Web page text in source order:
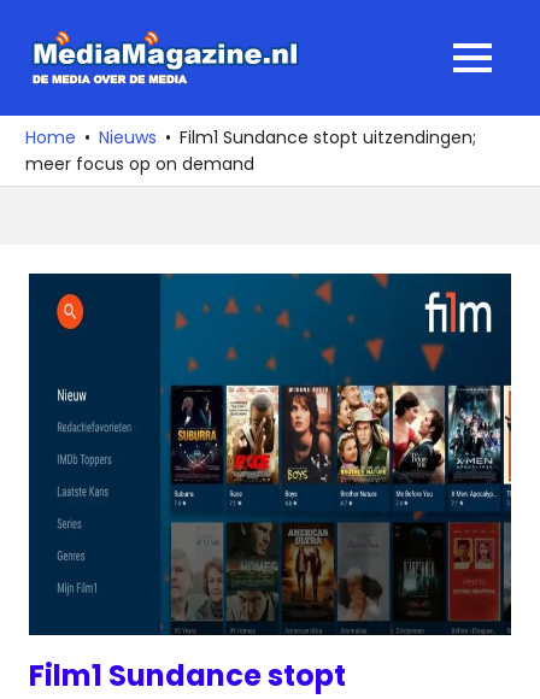
naar
media
over
de
MENU
Home Nieuws
Film1 Sundance stopt uitzendingen;
meer focus op on demand
Film1 Sundance stopt